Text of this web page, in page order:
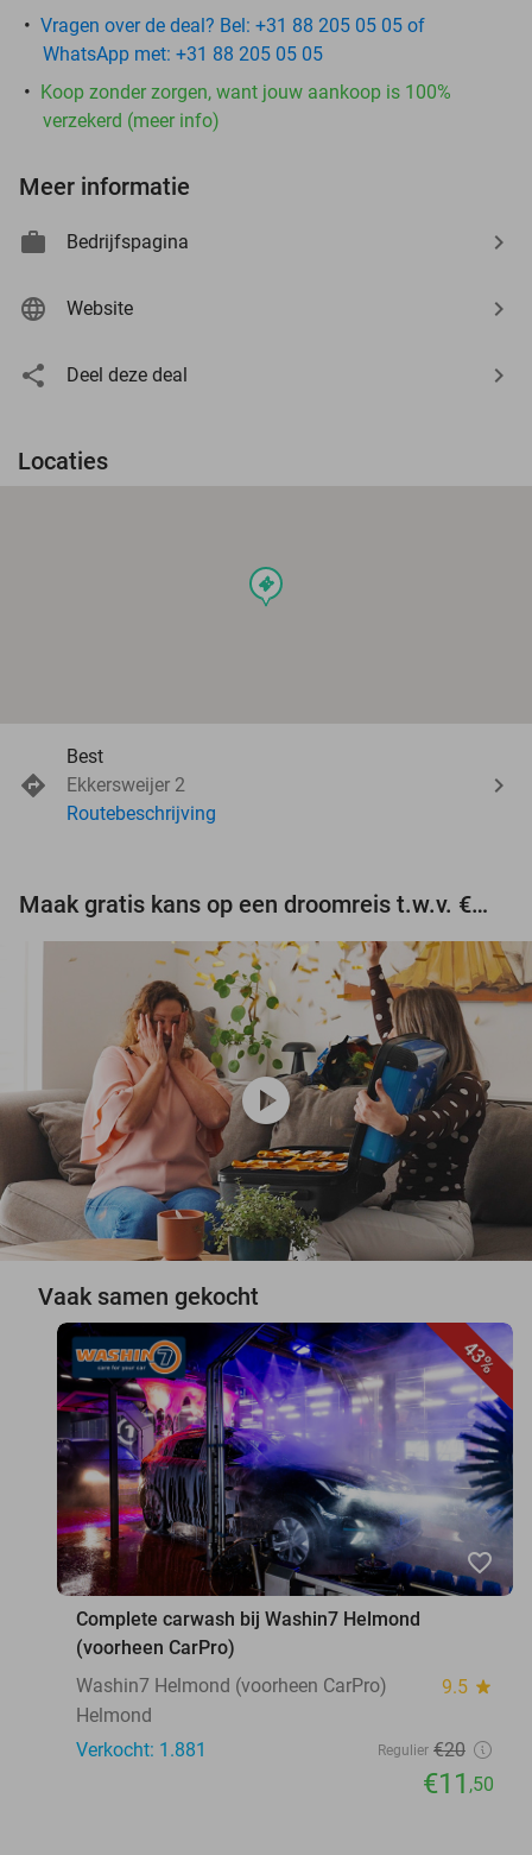
Vragen over de deal? Bel: +31 88 205 05 05 of
WhatsApp met: +31 88 205 05 05
Koop zonder zorgen, want jouw aankoop is 100%
verzekerd (meer info)
Meer informatie
Bedrijfspagina
Website
Deel deze deal
Locaties
events
Best
Ekkersweijer 2
Routebeschrijving
Maak gratis kans op een droomreis t.w.v. €3.000!
play_circle
Vaak samen gekocht
43%
favorite_border
Complete carwash bij Washin7 Helmond
(voorheen CarPro)
Washin7 Helmond (voorheen CarPro)
9.5 star
Helmond
Verkocht: 1.881
Regulier €20
€11 ,50